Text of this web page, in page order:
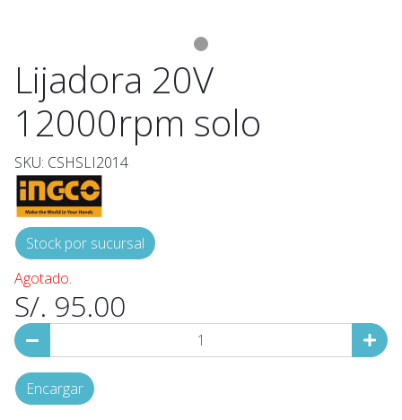
Lijadora 20V
12000rpm solo
SKU: CSHSLI2014
Stock por sucursal
Agotado.
S/. 95.00
Encargar